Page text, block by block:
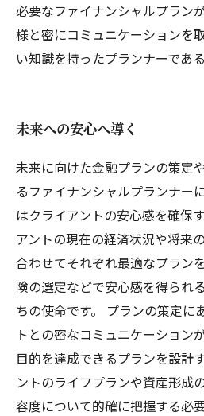
必要なファイナンシャルプラン
様と密にコミュニケーションを
い知識を持ったプランナーであ
未来への安心へ導く
未来に向けた金融プランの策定
るファイナンシャルプランナー
はクライアントの安心感を確保
アントの現在の経済状況や将来
合わせてそれぞれ最適なプラン
険の選定などで安心感を得られ
ちの使命です。 プランの策定に
トとの密なコミュニケーション
目的を達成できるプランを設計
ントのライフプランや資産形成
容度について的確に把握する必